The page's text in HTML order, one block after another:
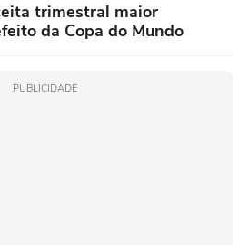
trimestral maior
da Copa do Mundo
PUBLICIDADE